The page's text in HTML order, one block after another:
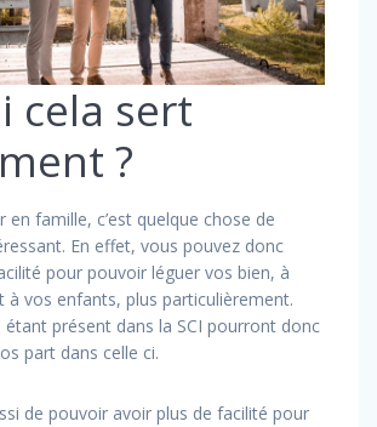
cela sert
?
en famille, c’est quelque chose de
En effet, vous pouvez donc
pour pouvoir léguer vos bien, à
à vos enfants, plus particulièrement.
étant présent dans la SCI pourront donc
part dans celle ci.
de pouvoir avoir plus de facilité pour